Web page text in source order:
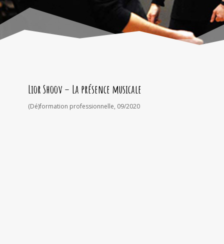
Lior Shoov – La présence musicale
(Dé)formation professionnelle, 09/2020